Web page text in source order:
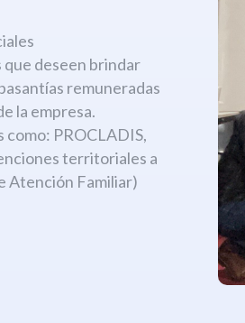
deseen brindar
remuneradas
la empresa.
PROCLADIS,
territoriales a
Atención Familiar)